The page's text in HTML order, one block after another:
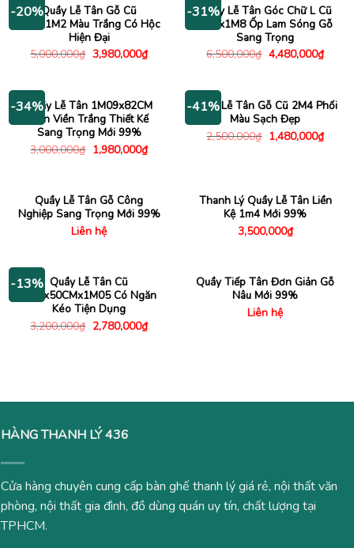
-20%Quầy Lễ Tân Gỗ Cũ
2M2x1M2 Màu Trắng Có Hộc
Hiện Đại
5,000,000₫ Giá
gốc
3,980,000₫Giá
hiện
3,980,000₫.
-31%
Quầy Lễ Tân Góc Chữ L Cũ
2M4x1M8 Ốp Lam Sóng Gỗ
Sang Trọng
6,500,000₫ Giá
gốc
4,480,000₫Giá
hiện
-34%Quầy Lễ Tân 1M09x82CM
Đen Viền Trắng Thiết Kế
Sang Trọng Mới 99%
3,000,000₫ Giá
gốc
1,980,000₫Giá
hiện
-41%
Quầy Lễ Tân Gỗ Cũ 2M4 Phối
Màu Sạch Đẹp
2,500,000₫ Giá
gốc
1,480,000₫Giá
hiện
Quầy Lễ Tân Gỗ Công
Nghiệp Sang Trọng Mới 99%
Liên hệ
Thanh Lý Quầy Lễ Tân Liền
Kệ 1m4 Mới 99%
3,500,000₫
-13% Quầy Lễ Tân Cũ
1M5x50CMx1M05 Có Ngăn
Kéo Tiện Dụng
3,200,000₫ Giá
gốc
2,780,000₫Giá
hiện
Quầy Tiếp Tân Đơn Giản Gỗ
Nâu Mới 99%
Liên hệ
HÀNG THANH LÝ 436
Cửa hàng chuyên cung cấp bàn ghế thanh lý giá rẻ, nội thất văn
phòng, nội thất gia đình, đồ dùng quán uy tín, chất lượng tại
TPHCM.